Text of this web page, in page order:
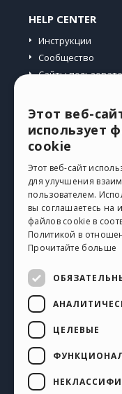
HELP CENTER
Инструкции
Сообщество
Сайты
Профиль
Мои посты
Мои лицензии
Загрузить
Веб-хостинг
Мои кредиты
Pусский
Copyright © 2026
P.IVA IT07514640015
Правила
Сайт содержит
Этот веб-
использует
cookie
Этот веб-сайт
для улучшения
пользователем.
вы соглашаетесь на
файлов cookie в
Политикой в
Прочитайте больше
ЦЕЛЕВЫЕ